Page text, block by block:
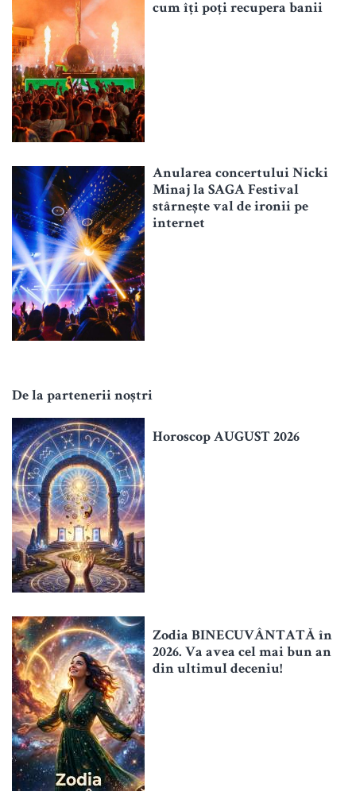
cum îți poți recupera banii
Anularea concertului Nicki
Minaj la SAGA Festival
stârnește val de ironii pe
internet
De la partenerii noștri
Horoscop AUGUST 2026
Zodia BINECUVÂNTATĂ în
2026. Va avea cel mai bun an
din ultimul deceniu!